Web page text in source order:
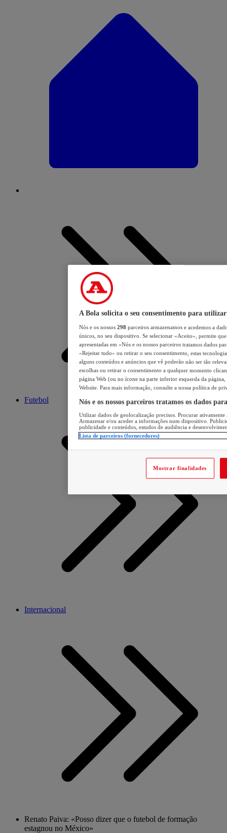
Futebol
Internacional
Renato Paiva: «Posso dizer que o futebol de formação
estagnou no México»
A Bola solicita o seu consentimento para utilizar
Nós e os nossos 298 parceiros armazenamos e acedemos a
únicos, no seu dispositivo. Se selecionar «Aceito», permite
apresentadas em «Nós e os nossos parceiros tratamos dados
«Rejeitar tudo» ou retirar o seu consentimento, estas
alguns conteúdos e anúncios que vê poderão não ser tão
escolhas ou retirar o consentimento a qualquer momento
página Web (ou no ícone na parte inferior esquerda da página,
Website. Para mais informação, consulte a nossa política de
Nós e os nossos parceiros tratamos os dados
Utilizar dados de geolocalização precisos. Procurar
Armazenar e/ou aceder a informações num dispositivo.
publicidade e conteúdos, estudos de audiência e
Lista de parceiros (fornecedores)
Mostrar finalidades